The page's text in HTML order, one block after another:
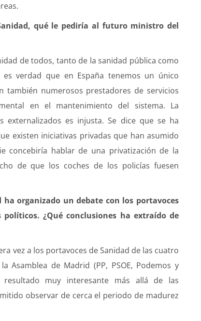
qué le pediría al futuro ministro del
de todos, tanto de la sanidad pública como
verdad que en España tenemos un único
también numerosos prestadores de servicios
en el mantenimiento del sistema. La
externalizados es injusta. Se dice que se ha
existen iniciativas privadas que han asumido
concebiría hablar de una privatización de la
de que los coches de los policías fuesen
organizado un debate con los portavoces
¿Qué conclusiones ha extraído de
vez a los portavoces de Sanidad de las cuatro
Asamblea de Madrid (PP, PSOE, Podemos y
resultado muy interesante más allá de las
observar de cerca el periodo de madurez